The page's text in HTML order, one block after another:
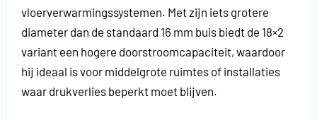
vloerverwarmingssystemen. Met zijn iets grotere
diameter dan de standaard 16 mm buis biedt de 18×2
variant een hogere doorstroomcapaciteit, waardoor
hij ideaal is voor middelgrote ruimtes of installaties
waar drukverlies beperkt moet blijven.